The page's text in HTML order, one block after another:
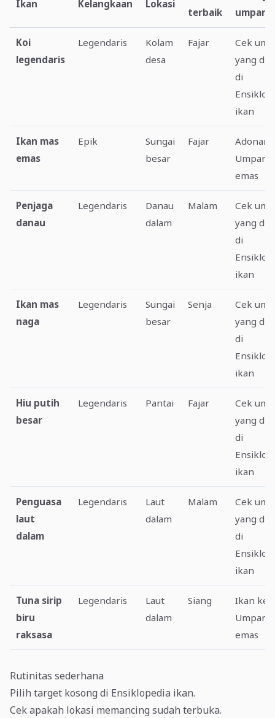
Ikan Kelangkaan Lokasi
terbaik
umpan
Koi
legendaris
Legendaris
Kolam
desa
Fajar
Cek
yang
di
ikan
Ikan mas
emas
Epik
Sungai
besar
Fajar
Adonan
Umpan
emas
Penjaga
danau
Legendaris
Danau
dalam
Malam
Cek
yang
di
ikan
Ikan mas
naga
Legendaris
Sungai
besar
Senja
Cek
yang
di
ikan
Hiu putih
besar
Legendaris Pantai Fajar
Cek
yang
di
ikan
Penguasa
laut
dalam
Legendaris
Laut
dalam
Malam
Cek
yang
di
ikan
Tuna sirip
biru
raksasa
Legendaris
Laut
dalam
Siang
Ikan
Umpan
emas
Rutinitas sederhana
Pilih target kosong di Ensiklopedia ikan.
Cek apakah lokasi memancing sudah terbuka.